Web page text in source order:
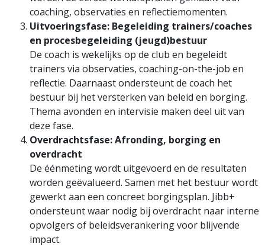
coaching, observaties en reflectiemomenten.
Uitvoeringsfase: Begeleiding trainers/coaches
en procesbegeleiding (jeugd)bestuur
De coach is wekelijks op de club en begeleidt
trainers via observaties, coaching-on-the-job en
reflectie. Daarnaast ondersteunt de coach het
bestuur bij het versterken van beleid en borging.
Thema avonden en intervisie maken deel uit van
deze fase.
Overdrachtsfase: Afronding, borging en
overdracht
De éénmeting wordt uitgevoerd en de resultaten
worden geëvalueerd. Samen met het bestuur wordt
gewerkt aan een concreet borgingsplan. Jibb+
ondersteunt waar nodig bij overdracht naar interne
opvolgers of beleidsverankering voor blijvende
impact.